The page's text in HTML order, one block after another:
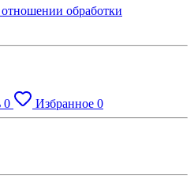
обработки
0 Избранное 0